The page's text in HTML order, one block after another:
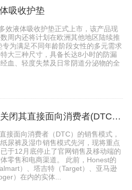
吸收护垫
效液体吸收护垫正式上市，该产品现
周内还将计划在欧洲其他地区陆续推
为满足不同年龄阶段女性的多元需求
大三种尺寸，具备长达8小时的防漏
血、轻度失禁及日常阴道分泌物的全
4、Honest Company关闭其直接面向消费者(DTC)的销售业务
接面向消费者（DTC）的销售模式，
尿裤及湿巾销售模式先河，现将重点
于12月底停止了官网销售及移动端的
零售和电商渠道。 此前，Honest的
）、塔吉特（Target）、亚马逊
）在内的实体...